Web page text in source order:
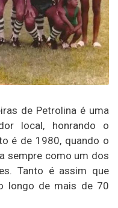
de Petrolina é uma
local, honrando o
é de 1980, quando o
sempre como um dos
Tanto é assim que
longo de mais de 70